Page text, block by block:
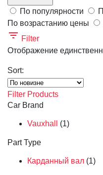
По популярности
По возрастанию цены
Filter
Отображение
Sort:
Filter Products
Car Brand
Vauxhall (1)
Part Type
Карданный вал (1)